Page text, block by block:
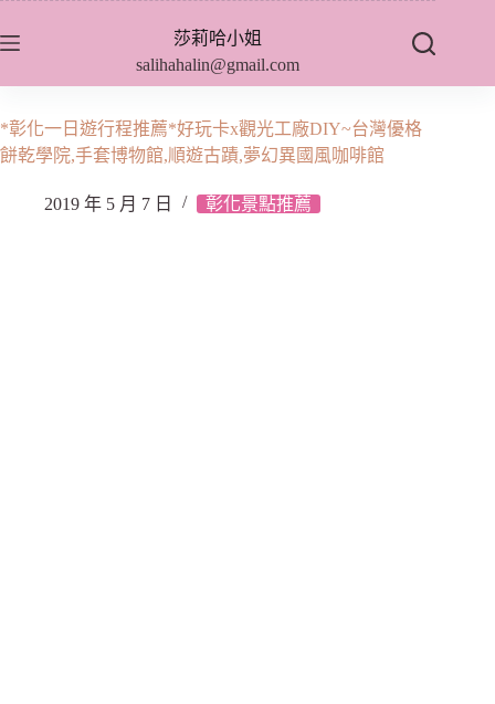
至
內
容
莎莉哈小姐
salihahalin@gmail.com
*彰化一日遊行程推薦*好玩卡x觀光工廠DIY~台灣優格
餅乾學院,手套博物館,順遊古蹟,夢幻異國風咖啡館
2019 年 5 月 7 日 彰化景點推薦